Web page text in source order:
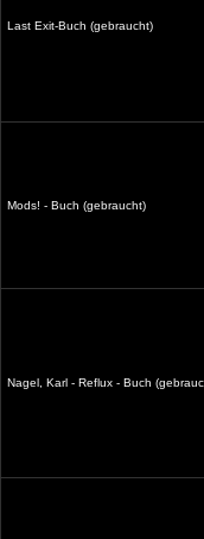
Last Exit-Buch (gebraucht)
Mods! - Buch (gebraucht)
Nagel, Karl - Reflux - Buch